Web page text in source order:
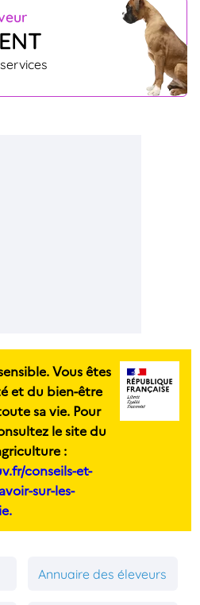
Vous êtes
et du bien-être
sa vie. Pour
le site du
:
conseils-et-
sur-les-
Annuaire des éleveurs